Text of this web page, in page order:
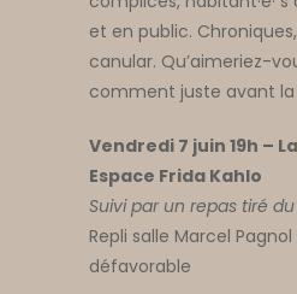
et en public.
canular. Qu’aimeriez-
comment juste avant
Vendredi 7 juin 19h –
Espace Frida Kahlo
Suivi par un repas tiré
Repli salle Marcel
défavorable